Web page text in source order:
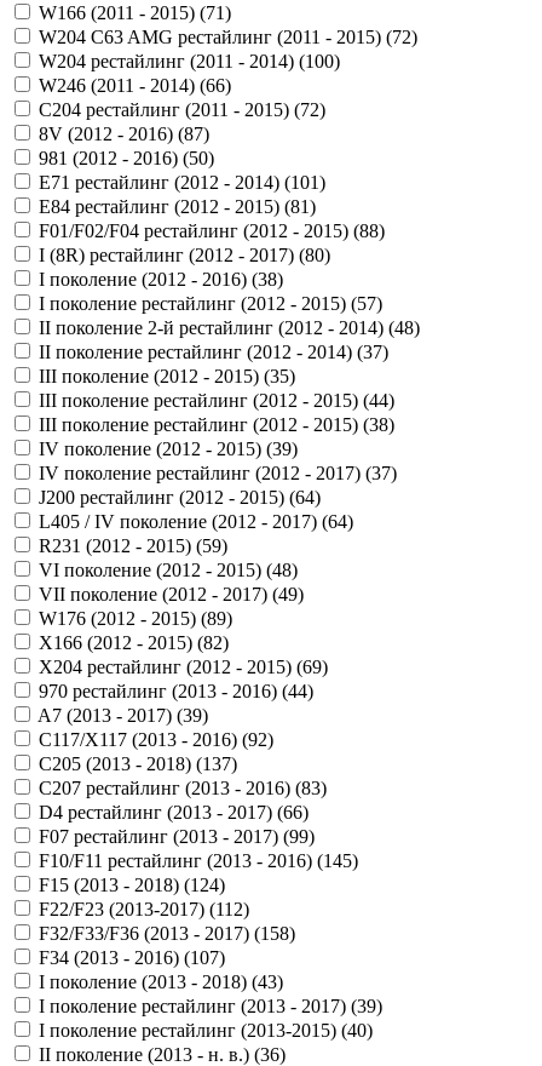
W166 (2011 - 2015) (71)
W204 C63 AMG рестайлинг (2011 - 2015) (72)
W204 рестайлинг (2011 - 2014) (100)
W246 (2011 - 2014) (66)
С204 рестайлинг (2011 - 2015) (72)
8V (2012 - 2016) (87)
981 (2012 - 2016) (50)
E71 рестайлинг (2012 - 2014) (101)
E84 рестайлинг (2012 - 2015) (81)
F01/F02/F04 рестайлинг (2012 - 2015) (88)
I (8R) рестайлинг (2012 - 2017) (80)
I поколение (2012 - 2016) (38)
I поколение рестайлинг (2012 - 2015) (57)
II поколение 2-й рестайлинг (2012 - 2014) (48)
II поколение рестайлинг (2012 - 2014) (37)
III поколение (2012 - 2015) (35)
III поколение рестайлинг (2012 - 2015) (44)
III поколение рестайлинг (2012 - 2015) (38)
IV поколение (2012 - 2015) (39)
IV поколение рестайлинг (2012 - 2017) (37)
J200 рестайлинг (2012 - 2015) (64)
L405 / IV поколение (2012 - 2017) (64)
R231 (2012 - 2015) (59)
VI поколение (2012 - 2015) (48)
VII поколение (2012 - 2017) (49)
W176 (2012 - 2015) (89)
X166 (2012 - 2015) (82)
X204 рестайлинг (2012 - 2015) (69)
970 рестайлинг (2013 - 2016) (44)
A7 (2013 - 2017) (39)
C117/X117 (2013 - 2016) (92)
C205 (2013 - 2018) (137)
C207 рестайлинг (2013 - 2016) (83)
D4 рестайлинг (2013 - 2017) (66)
F07 рестайлинг (2013 - 2017) (99)
F10/F11 рестайлинг (2013 - 2016) (145)
F15 (2013 - 2018) (124)
F22/F23 (2013-2017) (112)
F32/F33/F36 (2013 - 2017) (158)
F34 (2013 - 2016) (107)
I поколение (2013 - 2018) (43)
I поколение рестайлинг (2013 - 2017) (39)
I поколение рестайлинг (2013-2015) (40)
II поколение (2013 - н. в.) (36)